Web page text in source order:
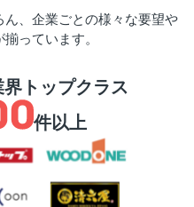
、企業ごとの様々な要望や
っています。
トップクラス
件以上